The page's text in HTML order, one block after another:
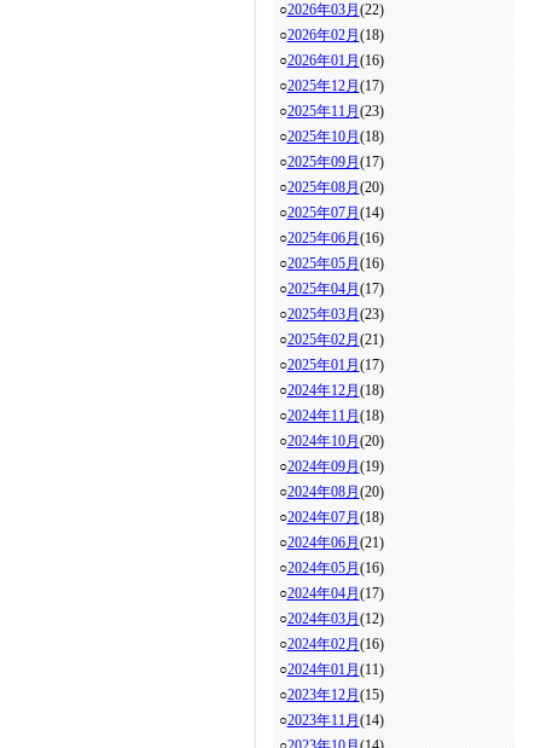
○2026年03月 (22)
○2026年02月 (18)
○2026年01月 (16)
○2025年12月 (17)
○2025年11月 (23)
○2025年10月 (18)
○2025年09月 (17)
○2025年08月 (20)
○2025年07月 (14)
○2025年06月 (16)
○2025年05月 (16)
○2025年04月 (17)
○2025年03月 (23)
○2025年02月 (21)
○2025年01月 (17)
○2024年12月 (18)
○2024年11月 (18)
○2024年10月 (20)
○2024年09月 (19)
○2024年08月 (20)
○2024年07月 (18)
○2024年06月 (21)
○2024年05月 (16)
○2024年04月 (17)
○2024年03月 (12)
○2024年02月 (16)
○2024年01月 (11)
○2023年12月 (15)
○2023年11月 (14)